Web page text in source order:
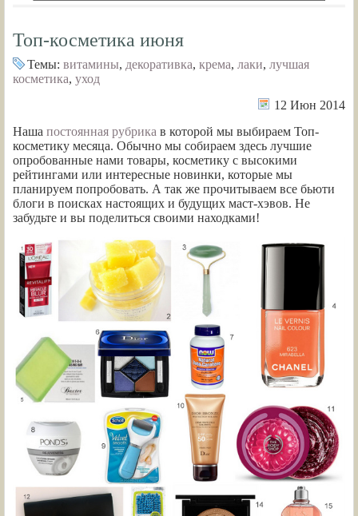
Топ-косметика июня
Темы: витамины, декоративка, крема, лаки, лучшая
косметика, уход
12 Июн 2014
Наша постоянная рубрика в которой мы выбираем Топ-
косметику месяца. Обычно мы собираем здесь лучшие
опробованные нами товары, косметику с высокими
рейтингами или интересные новинки, которые мы
планируем попробовать. А так же прочитываем все бьюти
блоги в поисках настоящих и будущих маст-хэвов. Не
забудьте и вы поделиться своими находками!